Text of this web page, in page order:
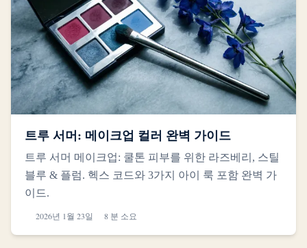
트루 서머: 메이크업 컬러 완벽 가이드
트루 서머 메이크업: 쿨톤 피부를 위한 라즈베리, 스틸
블루 & 플럼. 헥스 코드와 3가지 아이 룩 포함 완벽 가
이드.
2026년 1월 23일 8 분 소요